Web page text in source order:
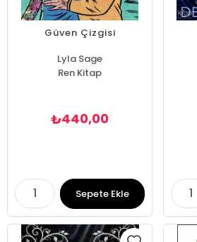
Güven Çizgisi
Lyla Sage
Ren Kitap
₺440,00
Sepete Ekle